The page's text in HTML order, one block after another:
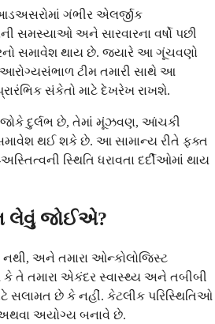
ગંભીર એલર્જીક
સમસ્યાઓ અને સારવારના વર્ષો પછી
સમાવેશ થાય છે. જ્યારે આ ગૂંચવણો
આરોગ્યસંભાળ ટીમ તમારી સાથે આ
સંકેતો માટે દેખરેખ રાખશે.
દુર્લભ છે, તેમાં મૂંઝવણ, આંચકી
થઈ શકે છે. આ સામાન્ય રીતે ફક્ત
સ્થિતિ ધરાવતા દર્દીઓમાં થાય
લેવું જોઈએ?
અને તમારા ઓન્કોલોજિસ્ટ
કે તે તમારા એકંદર સ્વાસ્થ્ય અને તબીબી
સલામત છે કે નહીં. કેટલીક પરિસ્થિતિઓ
અયોગ્ય બનાવે છે.